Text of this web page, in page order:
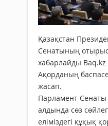
Қазақстан
Сенатының
хабарлайды Baq.kz
Ақорданың
жасап.
Парламент
алдында сөз
еліміздегі құқық